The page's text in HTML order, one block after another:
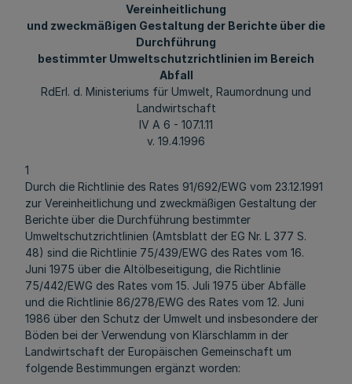
Vereinheitlichung
und zweckmäßigen Gestaltung der Berichte über die
Durchführung
bestimmter Umweltschutzrichtlinien im Bereich
Abfall
RdErl. d. Ministeriums für Umwelt, Raumordnung und
Landwirtschaft
IV A 6 - 107.1.11
v. 19.4.1996
1
Durch die Richtlinie des Rates 91/692/EWG vom 23.12.1991
zur Vereinheitlichung und zweckmäßigen Gestaltung der
Berichte über die Durchführung bestimmter
Umweltschutzrichtlinien (Amtsblatt der EG Nr. L 377 S.
48) sind die Richtlinie 75/439/EWG des Rates vom 16.
Juni 1975 über die Altölbeseitigung, die Richtlinie
75/442/EWG des Rates vom 15. Juli 1975 über Abfälle
und die Richtlinie 86/278/EWG des Rates vom 12. Juni
1986 über den Schutz der Umwelt und insbesondere der
Böden bei der Verwendung von Klärschlamm in der
Landwirtschaft der Europäischen Gemeinschaft um
folgende Bestimmungen ergänzt worden: